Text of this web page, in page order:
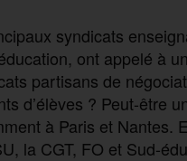
syndicats
ont appelé à
partisans de
d’élèves ? Peut-être
à Paris et Nantes.
la CGT, FO et Sud-